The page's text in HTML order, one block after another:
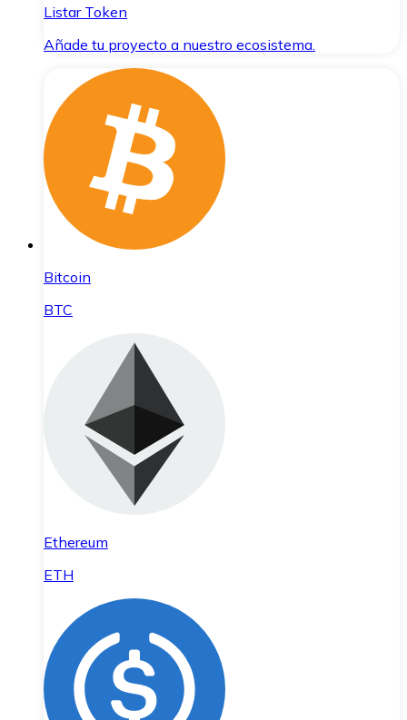
Listar Token
Añade tu proyecto a nuestro ecosistema.
Bitcoin
BTC
Ethereum
ETH